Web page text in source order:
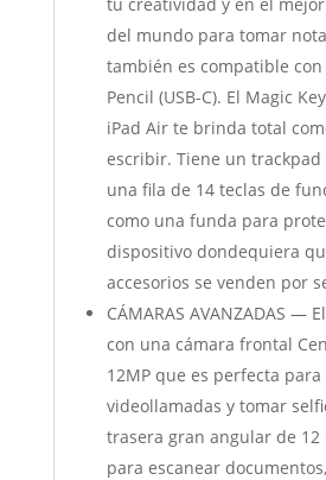
del mundo para tomar
también es compatible
Pencil (USB-C). El Magic
iPad Air te brinda total
escribir. Tiene un
una fila de 14 teclas de
como una funda para
dispositivo dondequiera
accesorios se venden por
CÁMARAS AVANZADAS —
con una cámara frontal
12MP que es perfecta
videollamadas y tomar
trasera gran angular de 12
para escanear